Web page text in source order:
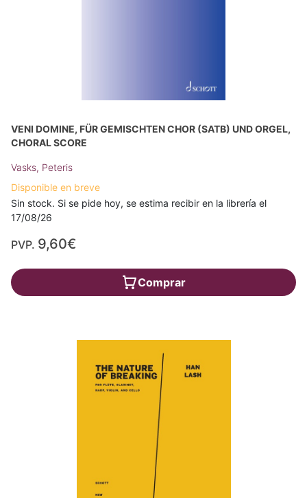
VENI DOMINE, FÜR GEMISCHTEN CHOR (SATB) UND ORGEL,
CHORAL SCORE
Vasks, Peteris
Disponible en breve
Sin stock. Si se pide hoy, se estima recibir en la librería el
17/08/26
PVP. 9,60€
Comprar